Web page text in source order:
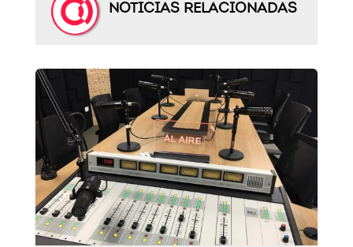
NOTICIAS RELACIONADAS